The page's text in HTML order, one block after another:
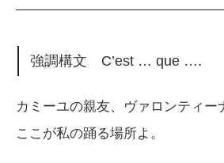
強調構文 C’est … que ….
カミーユの親友、ヴァロンティー
ここが私の踊る場所よ。